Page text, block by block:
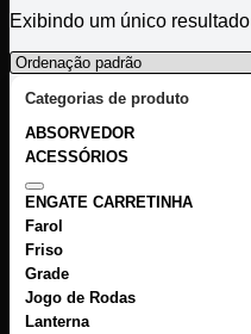
Exibindo um único resultado
Categorias de produto
ABSORVEDOR
ACESSÓRIOS
ENGATE CARRETINHA
Farol
Friso
Grade
Jogo de Rodas
Lanterna